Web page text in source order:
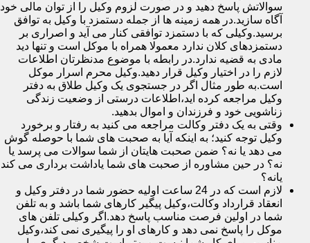
سوالاتش پاسخ دهید و در صورت لزوم وکیل را از توان مالی خود
آگاه سازید.در همه زمینه ها از جمله دستمزد با وکیل به توافق
برسید.وکیلی که با دستمزد توافقی کنار می آید و اصراری بر
دستمزدهای کلان ندارد معمولا همراه با موکل است و تنها دید
مادی به قضیه ندارد.در رابطه با موضوع مدنظرتان اطلاعات
لازم را در اختیار وکیل قرار دهید.وکیل محرم اسرار موکل
است.به طور مثال اگر در جستجوی یک وکیل طلاق به دفتر
وکیل مراجعه کرده اید،اطلاعات درستی از وضعیت زندگی
زناشویی خود و فرزندان و اموال بدهید.
وقتی به یک دفتر وکالت مراجعه می کنید به رفتار و برخورد
وکیل توجه کنید؛ به اینکه آیا به صحبت های شما با حوصله گوش
می دهد یا نه؟ ضمن صحبت هایتان از شما سوالات می پرسد یا
نه؟ در حین مشاوره از صحبت های شما یاداشت برداری می کند
یانه؟
لازم است که در 24 ساعت اولیه حضور شما در دفتر وکیل و
انعقاد قرارداد وکالت،وکیل پیگیر کارهای شما باشد و به تلفن
شما در اولین فرصت مناسب پاسخ دهد.اگر وکیلی تلفن های
موکل را پاسخ نمی دهد و کارهای او را پیگیری نمی کند،وکیل